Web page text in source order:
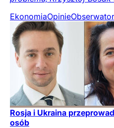
EkonomiaOpinie
Rosja i Ukraina
osób